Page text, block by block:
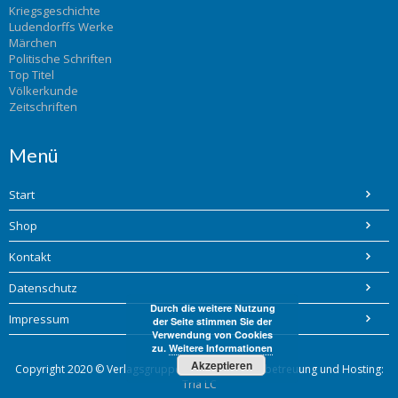
Kriegsgeschichte
Ludendorffs Werke
Märchen
Politische Schriften
Top Titel
Völkerkunde
Zeitschriften
Menü
Start
Shop
Kontakt
Datenschutz
Impressum
Copyright 2020 © Verlagsgruppe Bohlinger / Webbetreuung und Hosting:
Tria LC
Durch die weitere Nutzung
der Seite stimmen Sie der
Verwendung von Cookies
zu. Weitere Informationen
Akzeptieren